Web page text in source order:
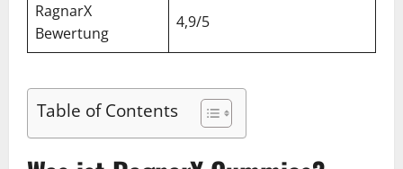
RagnarX
Bewertung
4,9/5
Table of Contents